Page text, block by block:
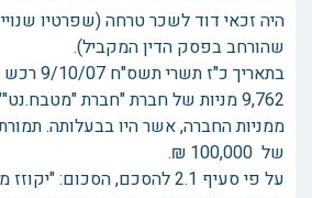
היה זכאי דוד לשכר טרחה (שפרטיו
שהורחב בפסק הדין המקביל).
בתאריך
ממניות החברה, אשר היו בבעלותה.
של 100,000 ₪.
על פי סעיף 2.1 להסכם, הסכום: